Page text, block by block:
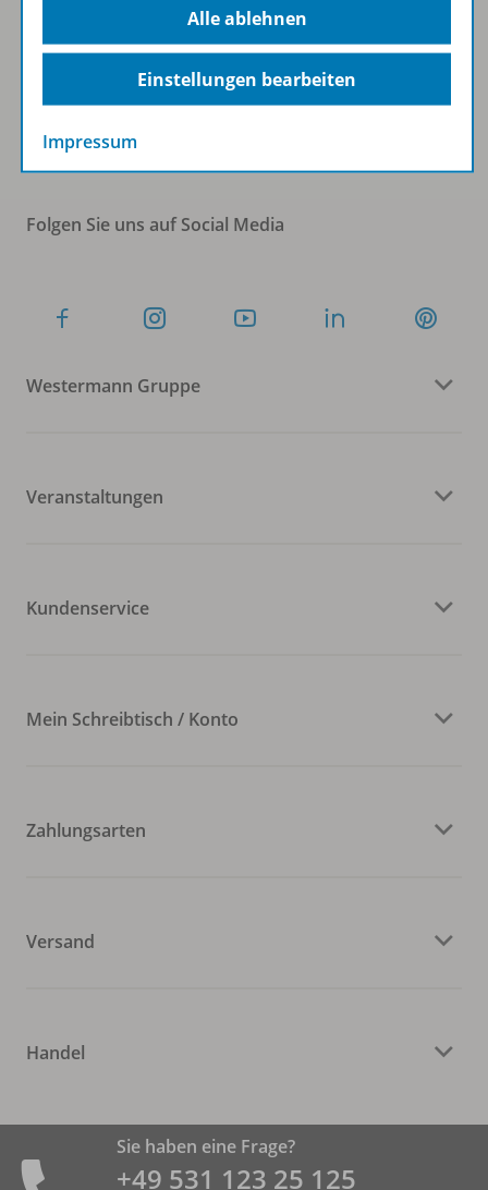
Sofort profitieren
Folgen Sie uns auf Social Media
Westermann Gruppe
Veranstaltungen
Kundenservice
Mein Schreibtisch / Konto
Zahlungsarten
Versand
Handel
Sie haben eine Frage?
+49 531 ­123 25 125
Alle ablehnen
Einstellungen bearbeiten
Impressum